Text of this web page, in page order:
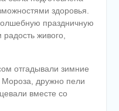
здоровья.
праздничную
живого,
отгадывали зимние
Мороза, дружно пели
вместе со